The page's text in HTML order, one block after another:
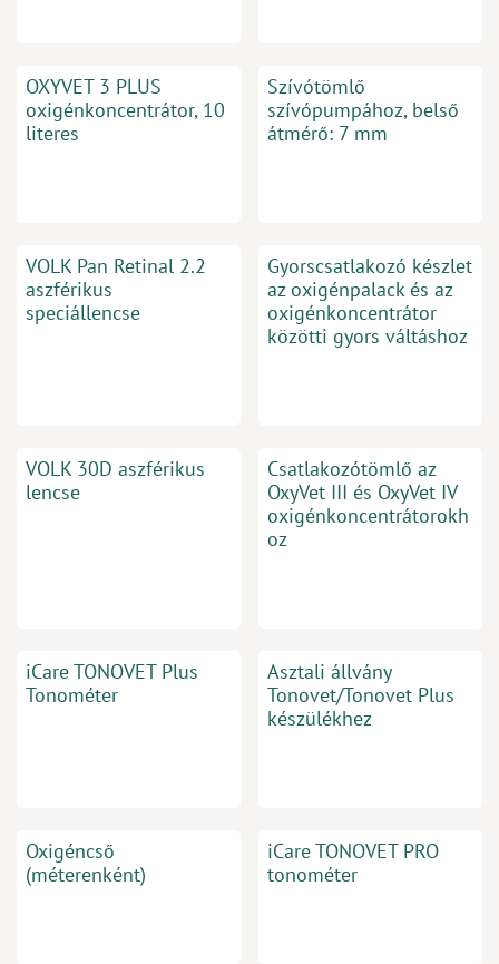
OXYVET 3 PLUS
oxigénkoncentrátor, 10
literes
Szívótömlő
szívópumpához, belső
átmérő: 7 mm
VOLK Pan Retinal 2.2
aszférikus
speciállencse
Gyorscsatlakozó készlet
az oxigénpalack és az
oxigénkoncentrátor
közötti gyors váltáshoz
VOLK 30D aszférikus
lencse
Csatlakozótömlő az
OxyVet III és OxyVet IV
oxigénkoncentrátorokh
oz
iCare TONOVET Plus
Tonométer
Asztali állvány
Tonovet/Tonovet Plus
készülékhez
Oxigéncső
(méterenként)
iCare TONOVET PRO
tonométer